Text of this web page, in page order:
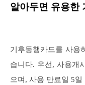
알아두면 유용한
기후동행카드를 사용
습니다. 우선, 사용개
으며, 사용 만료일 5